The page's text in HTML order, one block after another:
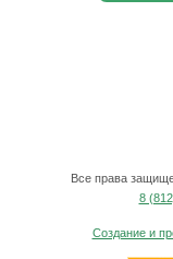
Все права
8
Создание и